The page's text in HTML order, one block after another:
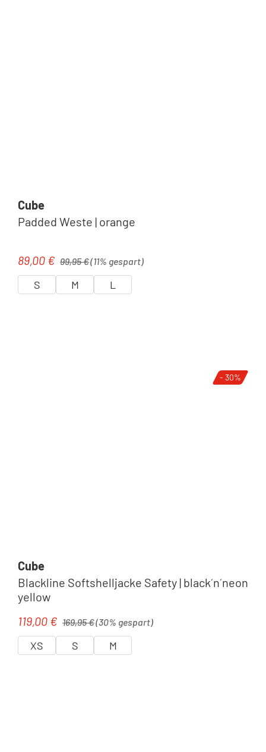
Cube
Padded Weste | orange
Verkaufspreis:
89,00 € Regulärer Preis:
99,95 €(11% gespart)
S M L
- 30%
Cube
Blackline Softshelljacke Safety | black´n´neon
yellow
Verkaufspreis:
119,00 € Regulärer Preis:
169,95 €(30% gespart)
XS S M